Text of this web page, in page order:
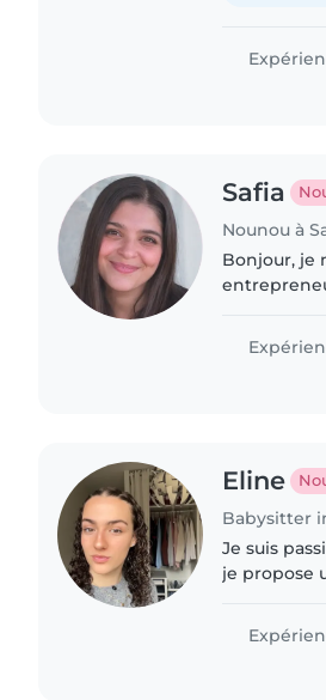
Safia
Nounou à
Bonjour, je
que ce soit..
Eline
Babysitter
Je suis
je propose